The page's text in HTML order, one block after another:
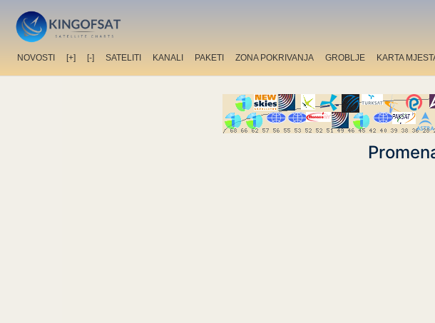
NOVOSTI [+] [-] SATELITI KANALI PAKETI ZONA POKRIVANJA GROBLJE KARTA